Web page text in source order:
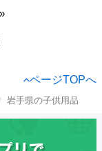
ページTOPへ
岩手県の子供用品